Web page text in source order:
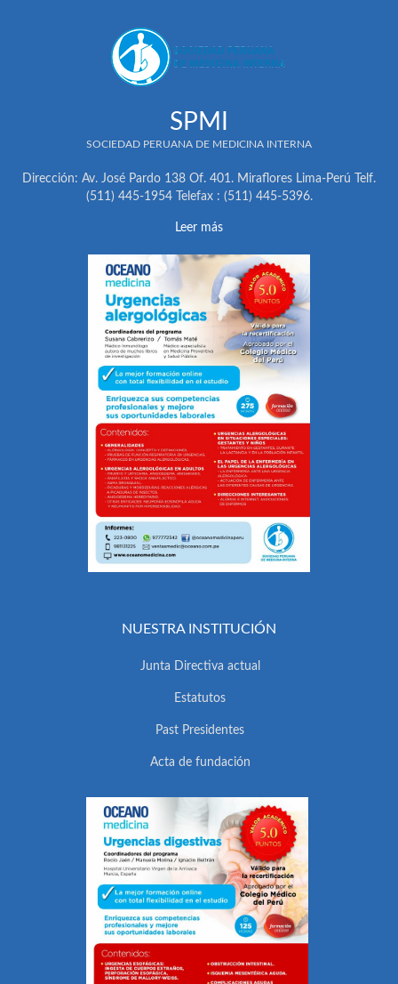
SPMI
SOCIEDAD PERUANA DE MEDICINA INTERNA
Dirección: Av. José Pardo 138 Of. 401. Miraflores Lima-Perú Telf.
(511) 445-1954 Telefax : (511) 445-5396.
Leer más
NUESTRA INSTITUCIÓN
Junta Directiva actual
Estatutos
Past Presidentes
Acta de fundación